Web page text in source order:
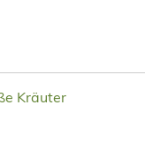
Kräuter